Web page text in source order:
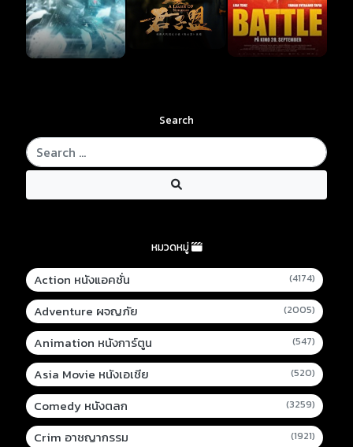
Search
หมวดหมู่
Action หนังแอคชั่น (4174)
Adventure ผจญภัย (2005)
Animation หนังการ์ตูน (547)
Asia Movie หนังเอเชีย (520)
Comedy หนังตลก (3259)
Crim อาชญากรรม (1921)